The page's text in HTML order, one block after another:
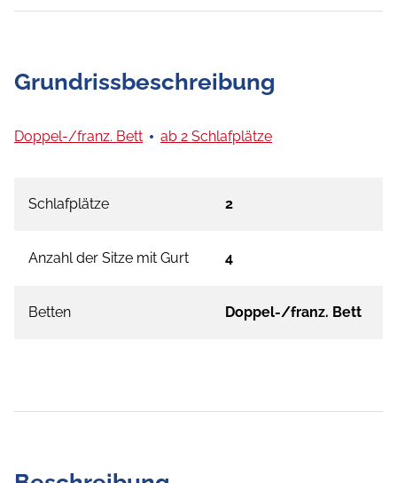
Grundrissbeschreibung
Doppel-/franz. Bett ab 2 Schlafplätze
Schlafplätze 2
Anzahl der Sitze mit Gurt 4
Betten Doppel-/franz. Bett